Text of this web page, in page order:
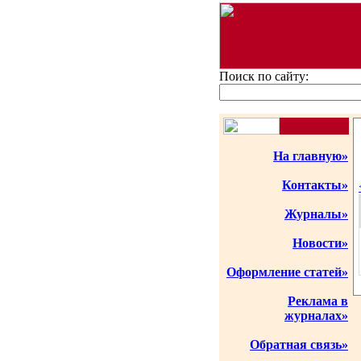
Поиск по сайту:
На главную»
Контакты»
Журналы»
Новости»
Оформление статей»
Реклама в
журналах»
Обратная связь»